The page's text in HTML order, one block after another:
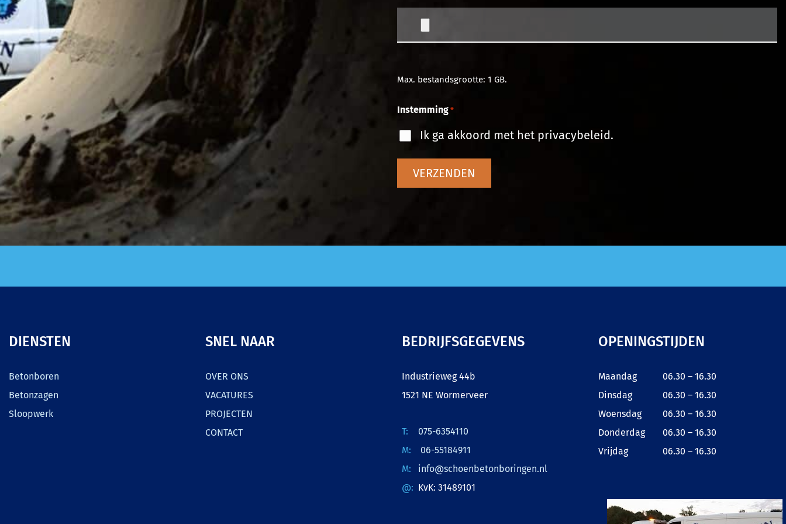
Max. bestandsgrootte: 1 GB.
Instemming *
Ik ga akkoord met het privacybeleid.
VERZENDEN
DIENSTEN
Betonboren
Betonzagen
Sloopwerk
SNEL NAAR
OVER ONS
VACATURES
PROJECTEN
CONTACT
BEDRIJFSGEGEVENS
Industrieweg 44b
1521 NE Wormerveer
075-6354110
06-55184911
info@schoenbetonboringen.nl
KvK: 31489101
OPENINGSTIJDEN
Maandag
06.30 – 16.30
Dinsdag
06.30 – 16.30
Woensdag
06.30 – 16.30
Donderdag
06.30 – 16.30
Vrijdag
06.30 – 16.30